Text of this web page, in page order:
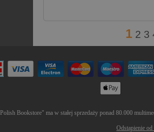
1 2 3
Bookstore" ma w stałej sprzedaży ponad 80.000
Odstąpienie